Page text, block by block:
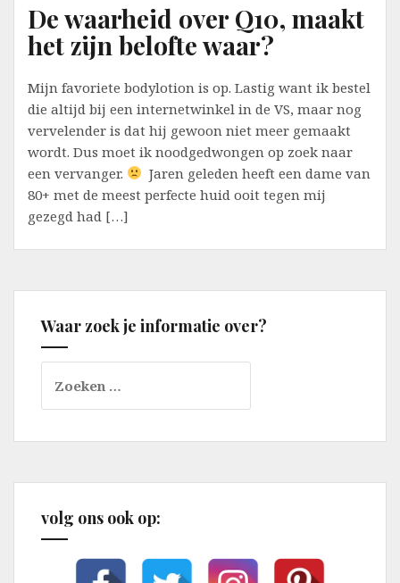
De waarheid over Q10, maakt
het zijn belofte waar?
Mijn favoriete bodylotion is op. Lastig want ik bestel
die altijd bij een internetwinkel in de VS, maar nog
vervelender is dat hij gewoon niet meer gemaakt
wordt. Dus moet ik noodgedwongen op zoek naar
een vervanger.
Jaren geleden heeft een dame van
80+ met de meest perfecte huid ooit tegen mij
gezegd had […]
Waar zoek je informatie over?
naar:
volg ons ook op: